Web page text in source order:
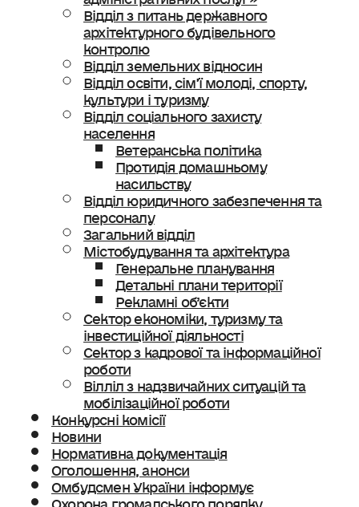
Відділ з питань державного
архітектурного будівельного
контролю
Відділ земельних відносин
Відділ освіти, сімʼї молоді, спорту,
культури і туризму
Відділ соціального захисту
населення
Ветеранська політика
Протидія домашньому
насильству
Відділ юридичного забезпечення та
персоналу
Загальний відділ
Містобудування та архітектура
Генеральне планування
Детальні плани території
Рекламні об’єкти
Сектор економіки, туризму та
інвестиційної діяльності
Сектор з кадрової та інформаційної
роботи
Вілліл з надзвичайних ситуацій та
мобілізаційної роботи
Конкурсні комісії
Новини
Нормативна документація
Оголошення, анонси
Омбудсмен України інформує
Охорона громадського порядку